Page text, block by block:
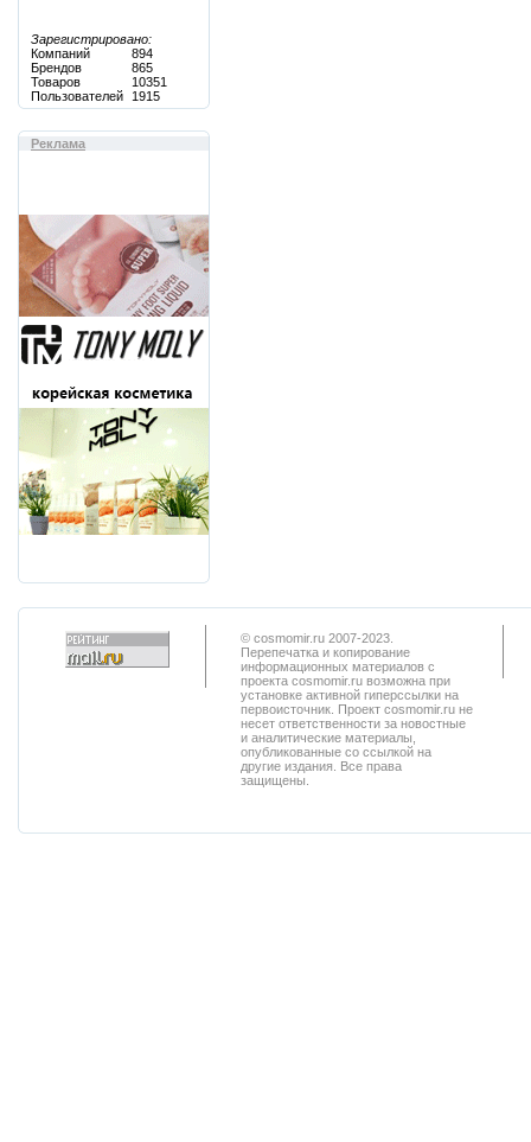
Зарегистрировано:
Компаний
894
Брендов
865
Товаров
10351
Пользователей
1915
Реклама
© cosmomir.ru 2007-2023.
Перепечатка и копирование
информационных материалов с
проекта cosmomir.ru возможна при
установке активной гиперссылки на
первоисточник. Проект cosmomir.ru не
несет ответственности за новостные
и аналитические материалы,
опубликованные со ссылкой на
другие издания. Все права
защищены.